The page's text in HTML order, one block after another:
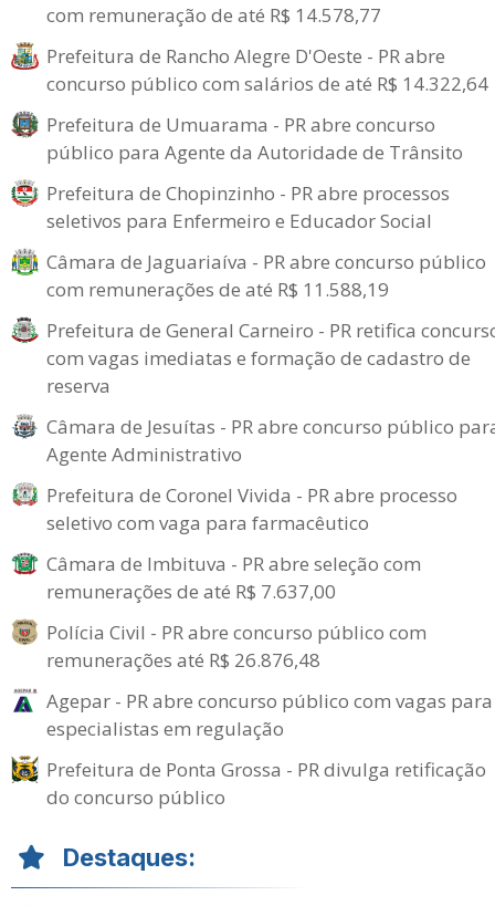
com remuneração de até R$ 14.578,77
Prefeitura de Rancho Alegre D'Oeste - PR abre
concurso público com salários de até R$ 14.322,64
Prefeitura de Umuarama - PR abre concurso
público para Agente da Autoridade de Trânsito
Prefeitura de Chopinzinho - PR abre processos
seletivos para Enfermeiro e Educador Social
Câmara de Jaguariaíva - PR abre concurso público
com remunerações de até R$ 11.588,19
Prefeitura de General Carneiro - PR retifica
com vagas imediatas e formação de cadastro de
reserva
Câmara de Jesuítas - PR abre concurso público
Agente Administrativo
Prefeitura de Coronel Vivida - PR abre processo
seletivo com vaga para farmacêutico
Câmara de Imbituva - PR abre seleção com
remunerações de até R$ 7.637,00
Polícia Civil - PR abre concurso público com
remunerações até R$ 26.876,48
Agepar - PR abre concurso público com vagas para
especialistas em regulação
Prefeitura de Ponta Grossa - PR divulga retificação
do concurso público
Destaques: